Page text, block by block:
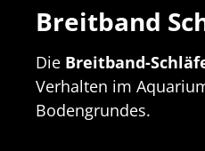
Breitband
Die Breitband-
Verhalten im
Bodengrundes.